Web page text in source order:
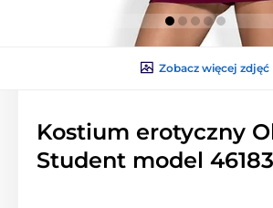
Zobacz więcej zdjęć
Kostium erotyczny
Student model 46183